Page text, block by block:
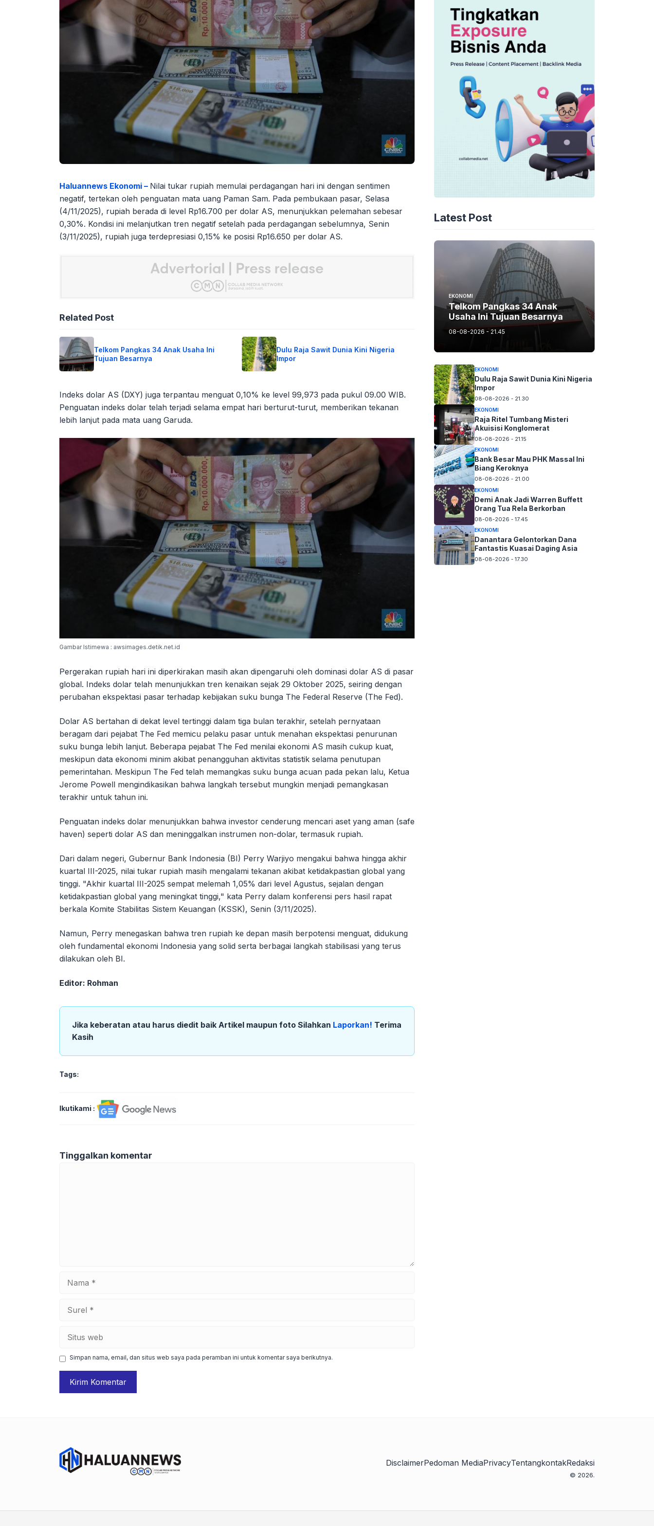
Haluannews Ekonomi – Nilai tukar rupiah memulai perdagangan hari ini dengan sentimen
negatif, tertekan oleh penguatan mata uang Paman Sam. Pada pembukaan pasar, Selasa
(4/11/2025), rupiah berada di level Rp16.700 per dolar AS, menunjukkan pelemahan sebesar
0,30%. Kondisi ini melanjutkan tren negatif setelah pada perdagangan sebelumnya, Senin
(3/11/2025), rupiah juga terdepresiasi 0,15% ke posisi Rp16.650 per dolar AS.
Related Post
Telkom Pangkas 34 Anak Usaha Ini
Tujuan Besarnya
Dulu Raja Sawit Dunia Kini Nigeria
Impor
Indeks dolar AS (DXY) juga terpantau menguat 0,10% ke level 99,973 pada pukul 09.00 WIB.
Penguatan indeks dolar telah terjadi selama empat hari berturut-turut, memberikan tekanan
lebih lanjut pada mata uang Garuda.
Gambar Istimewa : awsimages.detik.net.id
Pergerakan rupiah hari ini diperkirakan masih akan dipengaruhi oleh dominasi dolar AS di pasar
global. Indeks dolar telah menunjukkan tren kenaikan sejak 29 Oktober 2025, seiring dengan
perubahan ekspektasi pasar terhadap kebijakan suku bunga The Federal Reserve (The Fed).
Dolar AS bertahan di dekat level tertinggi dalam tiga bulan terakhir, setelah pernyataan
beragam dari pejabat The Fed memicu pelaku pasar untuk menahan ekspektasi penurunan
suku bunga lebih lanjut. Beberapa pejabat The Fed menilai ekonomi AS masih cukup kuat,
meskipun data ekonomi minim akibat penangguhan aktivitas statistik selama penutupan
pemerintahan. Meskipun The Fed telah memangkas suku bunga acuan pada pekan lalu, Ketua
Jerome Powell mengindikasikan bahwa langkah tersebut mungkin menjadi pemangkasan
terakhir untuk tahun ini.
Penguatan indeks dolar menunjukkan bahwa investor cenderung mencari aset yang aman (safe
haven) seperti dolar AS dan meninggalkan instrumen non-dolar, termasuk rupiah.
Dari dalam negeri, Gubernur Bank Indonesia (BI) Perry Warjiyo mengakui bahwa hingga akhir
kuartal III-2025, nilai tukar rupiah masih mengalami tekanan akibat ketidakpastian global yang
tinggi. "Akhir kuartal III-2025 sempat melemah 1,05% dari level Agustus, sejalan dengan
ketidakpastian global yang meningkat tinggi," kata Perry dalam konferensi pers hasil rapat
berkala Komite Stabilitas Sistem Keuangan (KSSK), Senin (3/11/2025).
Namun, Perry menegaskan bahwa tren rupiah ke depan masih berpotensi menguat, didukung
oleh fundamental ekonomi Indonesia yang solid serta berbagai langkah stabilisasi yang terus
dilakukan oleh BI.
Editor: Rohman
Jika keberatan atau harus diedit baik Artikel maupun foto Silahkan Laporkan! Terima
Kasih
Tags:
Ikutikami :
Tinggalkan komentar
web
Simpan nama, email, dan situs web saya pada peramban ini untuk komentar saya berikutnya.
Latest Post
EKONOMI
Telkom Pangkas 34 Anak
Usaha Ini Tujuan Besarnya
08-08-2026 - 21.45
EKONOMI
Dulu Raja Sawit Dunia Kini Nigeria
Impor
08-08-2026 - 21.30
EKONOMI
Raja Ritel Tumbang Misteri
Akuisisi Konglomerat
08-08-2026 - 21.15
EKONOMI
Bank Besar Mau PHK Massal Ini
Biang Keroknya
08-08-2026 - 21.00
EKONOMI
Demi Anak Jadi Warren Buffett
Orang Tua Rela Berkorban
08-08-2026 - 17.45
EKONOMI
Danantara Gelontorkan Dana
Fantastis Kuasai Daging Asia
08-08-2026 - 17.30
DisclaimerPedoman MediaPrivacyTentangkontakRedaksi
© 2026.